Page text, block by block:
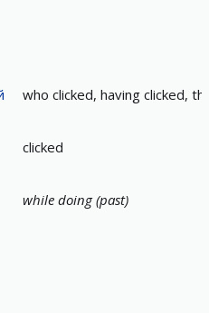
who clicked, having clicked,
clicked
while doing (past)